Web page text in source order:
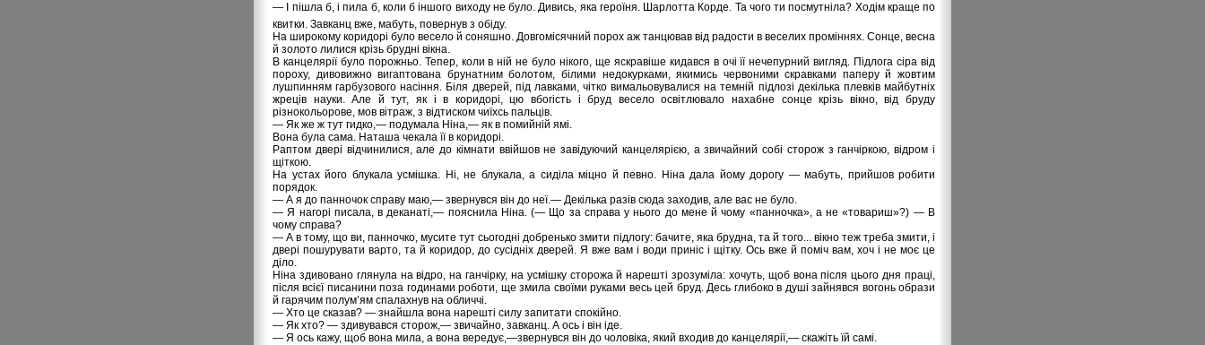
— І пішла б, і пила б, коли б іншого виходу не було. Дивись, яка героїня. Шарлотта Корде. Та чого ти посмутніла? Ходім краще по
квитки. Завканц вже, мабуть, повернув з обіду.
На широкому коридорі було весело й соняшно. Довгомісячний порох аж танцював від радости в веселих проміннях. Сонце, весна
й золото лилися крізь брудні вікна.
В канцелярії було порожньо. Тепер, коли в ній не було нікого, ще яскравіше кидався в очі її нечепурний вигляд. Підлога сіра від
пороху, дивовижно вигаптована брунатним болотом, білими недокурками, якимись червоними скравками паперу й жовтим
лушпинням гарбузового насіння. Біля дверей, під лавками, чітко вимальовувалися на темній підлозі декілька плевків майбутніх
жреців науки. Але й тут, як і в коридорі, цю вбогість і бруд весело освітлювало нахабне сонце крізь вікно, від бруду
різнокольорове, мов вітраж, з відтиском чиїхсь пальців.
— Як же ж тут гидко,— подумала Ніна,— як в помийній ямі.
Вона була сама. Наташа чекала її в коридорі.
Раптом двері відчинилися, але до кімнати ввійшов не завідуючий канцелярією, а звичайний собі сторож з ганчіркою, відром і
щіткою.
На устах його блукала усмішка. Ні, не блукала, а сиділа міцно й певно. Ніна дала йому дорогу — мабуть, прийшов робити
порядок.
— А я до панночок справу маю,— звернувся він до неї.— Декілька разів сюда заходив, але вас не було.
— Я нагорі писала, в деканаті,— пояснила Ніна. (— Що за справа у нього до мене й чому «панночка», а не «товариш»?) — В
чому справа?
— А в тому, що ви, панночко, мусите тут сьогодні добренько змити підлогу: бачите, яка брудна, та й того... вікно теж треба змити, і
двері пошурувати варто, та й коридор, до сусідніх дверей. Я вже вам і води приніс і щітку. Ось вже й поміч вам, хоч і не моє це
діло.
Ніна здивовано глянула на відро, на ганчірку, на усмішку сторожа й нарешті зрозуміла: хочуть, щоб вона після цього дня праці,
після всієї писанини поза годинами роботи, ще змила своїми руками весь цей бруд. Десь глибоко в душі зайнявся вогонь образи
й гарячим полум’ям спалахнув на обличчі.
— Хто це сказав? — знайшла вона нарешті силу запитати спокійно.
— Як хто? — здивувався сторож,— звичайно, завканц. А ось і він іде.
— Я ось кажу, щоб вона мила, а вона вередує,—звернувся він до чоловіка, який входив до канцелярії,— скажіть їй самі.